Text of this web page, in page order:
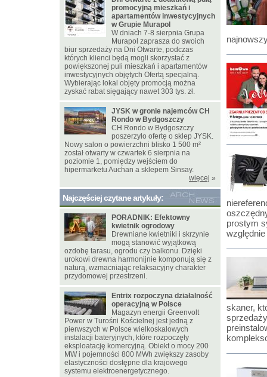
prostym
skaner,
promocyjną mieszkań i
apartamentów inwestycyjnych
w Grupie Murapol
W dniach 7-8 sierpnia Grupa
Murapol zaprasza do swoich
biur sprzedaży na Dni Otwarte, podczas
których klienci będą mogli skorzystać z
powiększonej puli mieszkań i apartamentów
inwestycyjnych objętych Ofertą specjalną.
Wybierając lokal objęty promocją można
zyskać rabat sięgający nawet 303 tys. zł.
JYSK w gronie najemców CH
Rondo w Bydgoszczy
CH Rondo w Bydgoszczy
poszerzyło ofertę o sklep JYSK.
Nowy salon o powierzchni blisko 1 500 m²
został otwarty w czwartek 6 sierpnia na
poziomie 1, pomiędzy wejściem do
hipermarketu Auchan a sklepem Sinsay.
więcej »
Najczęściej czytane artykuły:
PORADNIK: Efektowny
kwietnik ogrodowy
Drewniane kwietniki i skrzynie
mogą stanowić wyjątkową
ozdobę tarasu, ogrodu czy balkonu. Dzięki
urokowi drewna harmonijnie komponują się z
naturą, wzmacniając relaksacyjny charakter
przydomowej przestrzeni.
Entrix rozpoczyna działalność
operacyjną w Polsce
Magazyn energii Greenvolt
Power w Turośni Kościelnej jest jedną z
pierwszych w Polsce wielkoskalowych
instalacji bateryjnych, które rozpoczęły
eksploatację komercyjną. Obiekt o mocy 200
MW i pojemności 800 MWh zwiększy zasoby
elastyczności dostępne dla krajowego
systemu elektroenergetycznego.